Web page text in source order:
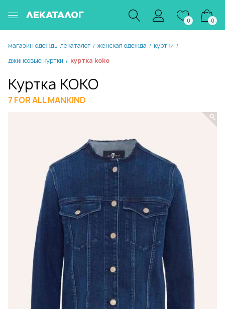
ЛЕКАТАЛОГ
0 0
магазин одежды лекаталог / женская одежда / куртки /
джинсовые куртки / куртка koko
Куртка KOKO
7 FOR ALL MANKIND